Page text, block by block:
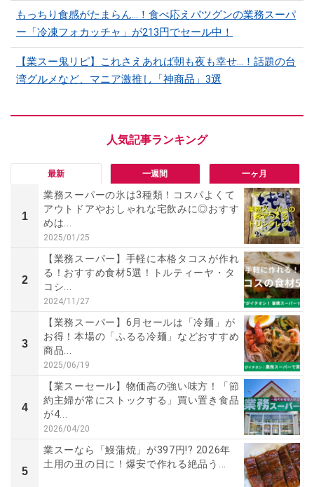
もっちり食感がたまらん…！食べ応えバツグンの業務スーパ
ー「冷凍フォカッチャ」が213円でセール中！
【業スー鬼リピ】これさえあれば朝も夜も幸せ…！話題の台
湾グルメなど、マニア激推し「神商品」3選
最新 一週間 一ヶ月
1
業務スーパーの氷は3種類！コスパよくて
アウトドアやおしゃれな宅飲みに◎おすす
めは...
2025/01/25
2
【業務スーパー】手軽に本格タコスが作れ
る！おすすめ食材5選！トルティーヤ・タ
コシ...
2024/11/27
3
【業務スーパー】6月セールは「冷麺」が
お得！本場の「ふるる冷麺」などおすすめ
商品...
2025/06/19
4
【業スーセール】物価高の強い味方！「節
約主婦が常にストックする」買い置き食品
が4...
2026/04/20
5
業スーなら「鰻蒲焼」が397円!? 2026年
土用の丑の日に！爆安で作れる絶品う...